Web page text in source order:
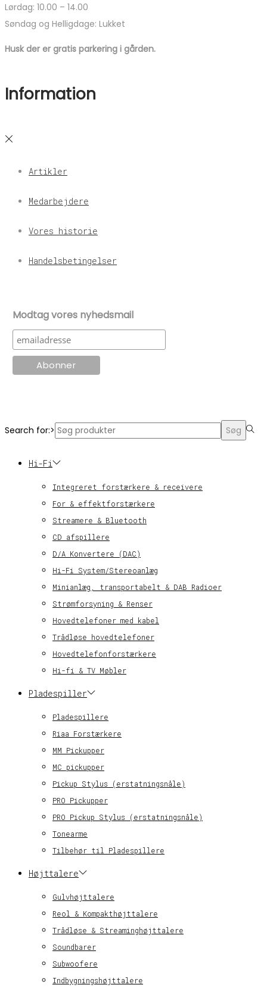
Lørdag: 10.00 – 14.00
Søndag og Helligdage: Lukket
Husk der er gratis parkering i gården.
Information
Artikler
Medarbejdere
Vores historie
Handelsbetingelser
Modtag vores nyhedsmail
Search for:> Søg
Hi-Fi
Integreret forstærkere & receivere
For & effektforstærkere
Streamere & Bluetooth
CD afspillere
D/A Konvertere (DAC)
Hi-Fi System/Stereoanlæg
Minianlæg, transportabelt & DAB Radioer
Strømforsyning & Renser
Hovedtelefoner med kabel
Trådløse hovedtelefoner
Hovedtelefonforstærkere
Hi-fi & TV Møbler
Pladespiller
Pladespillere
Riaa Forstærkere
MM Pickupper
MC pickupper
Pickup Stylus (erstatningsnåle)
PRO Pickupper
PRO Pickup Stylus (erstatningsnåle)
Tonearme
Tilbehør til Pladespillere
Højttalere
Gulvhøjttalere
Reol & Kompakthøjttalere
Trådløse & Streaminghøjttalere
Soundbarer
Subwoofere
Indbygningshøjttalere